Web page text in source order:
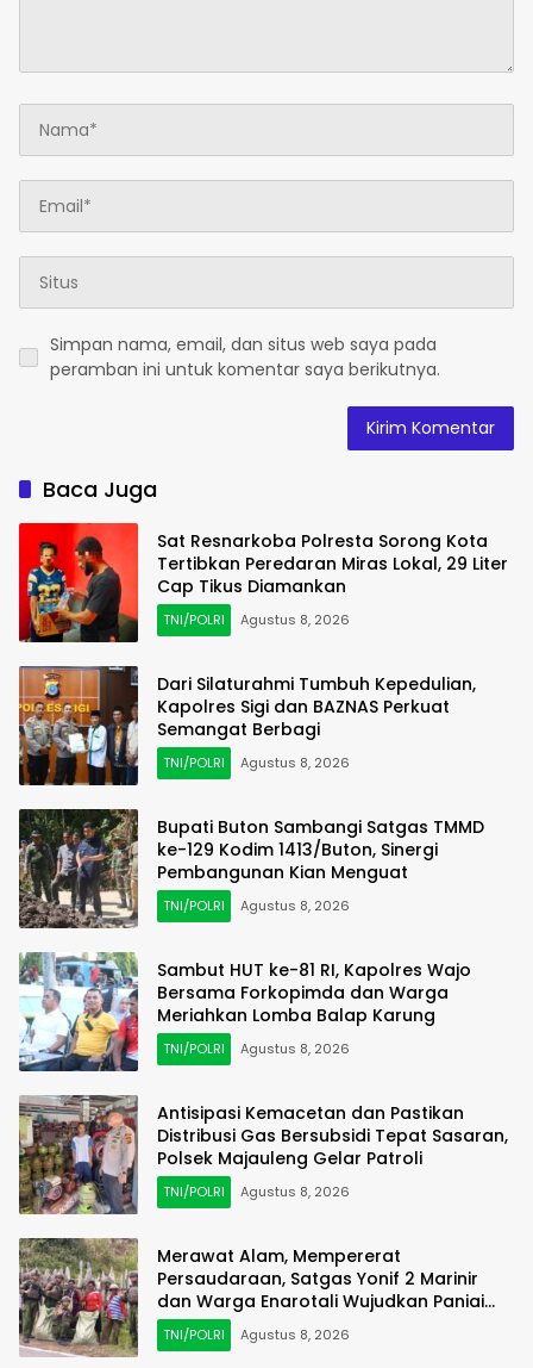
Simpan nama, email, dan situs web saya pada
peramban ini untuk komentar saya berikutnya.
Baca Juga
Sat Resnarkoba Polresta Sorong Kota
Tertibkan Peredaran Miras Lokal, 29 Liter
Cap Tikus Diamankan
TNI/POLRI Agustus 8, 2026
Dari Silaturahmi Tumbuh Kepedulian,
Kapolres Sigi dan BAZNAS Perkuat
Semangat Berbagi
TNI/POLRI Agustus 8, 2026
Bupati Buton Sambangi Satgas TMMD
ke-129 Kodim 1413/Buton, Sinergi
Pembangunan Kian Menguat
TNI/POLRI Agustus 8, 2026
Sambut HUT ke-81 RI, Kapolres Wajo
Bersama Forkopimda dan Warga
Meriahkan Lomba Balap Karung
TNI/POLRI Agustus 8, 2026
Antisipasi Kemacetan dan Pastikan
Distribusi Gas Bersubsidi Tepat Sasaran,
Polsek Majauleng Gelar Patroli
TNI/POLRI Agustus 8, 2026
Merawat Alam, Mempererat
Persaudaraan, Satgas Yonif 2 Marinir
dan Warga Enarotali Wujudkan Paniai
Bersih, Indonesia Asri
TNI/POLRI Agustus 8, 2026